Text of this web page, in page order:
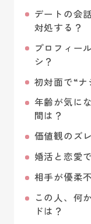
デートの会
対処する？
プロフィー
シ？
初対面で“ナ
年齢が気に
間は？
価値観のズ
婚活と恋愛
相手が優柔
この人、何
ドは？